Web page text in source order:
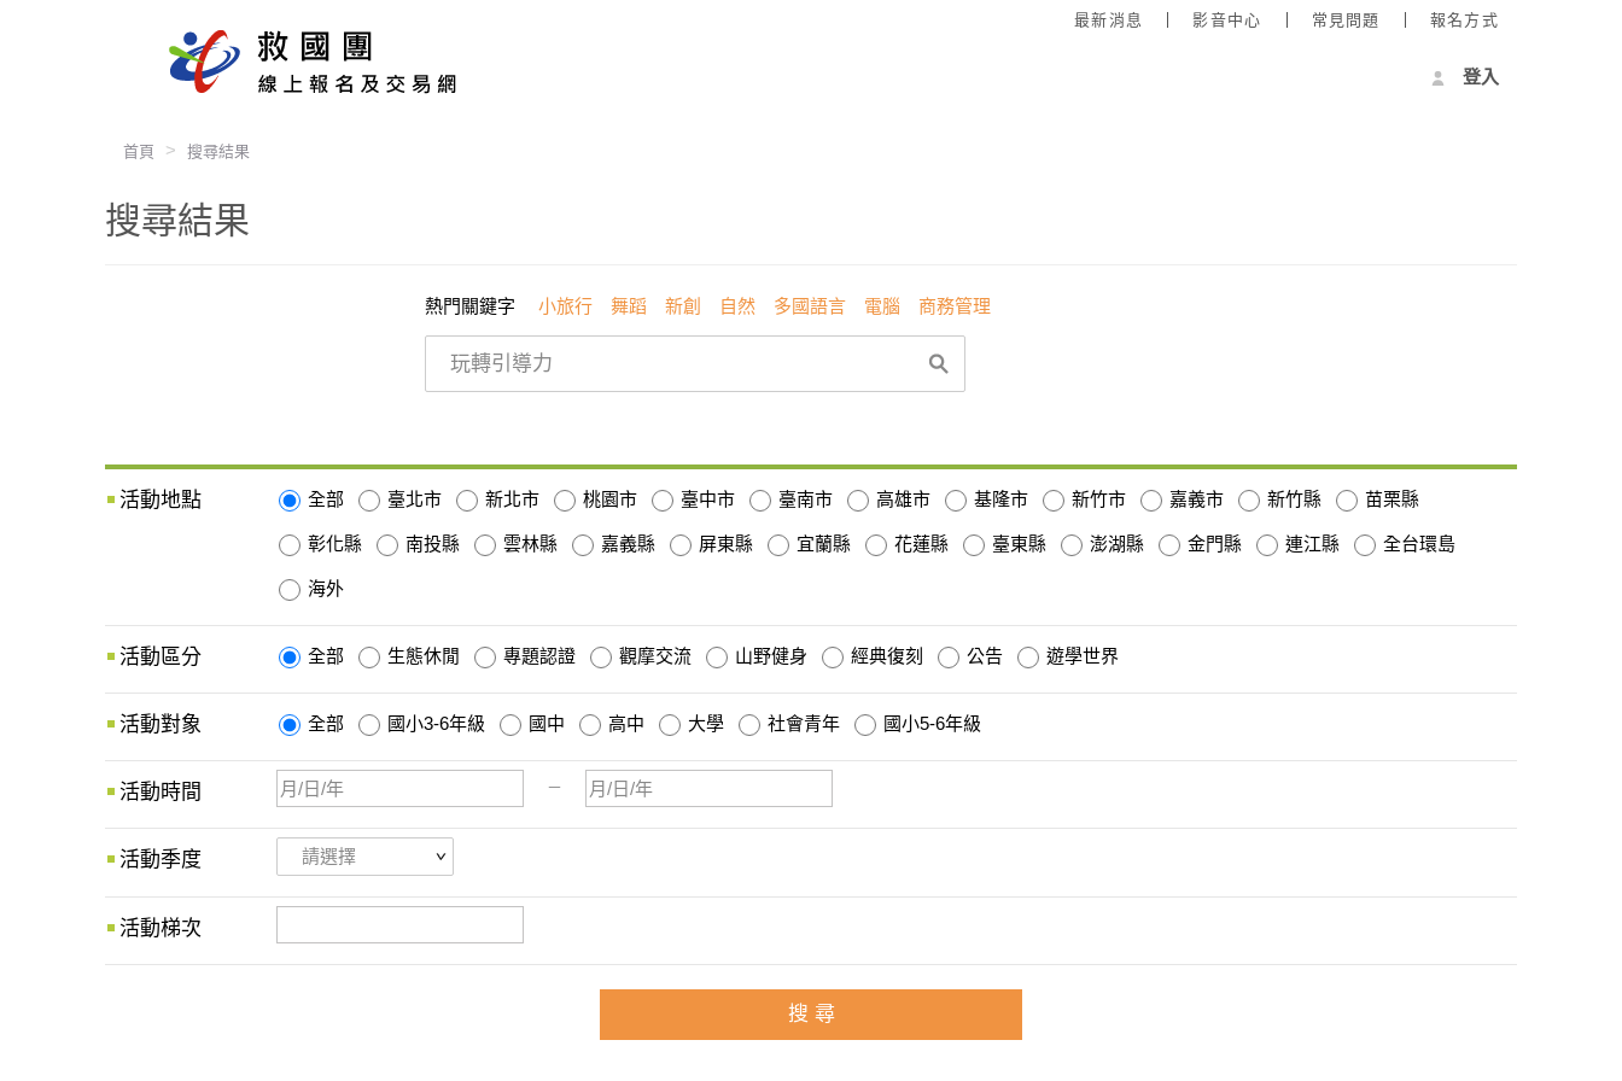
最新消息 影音中心 常見問題 報名方式
登入
首頁 搜尋結果
搜尋結果
熱門關鍵字 小旅行 舞蹈 新創 自然 多國語言 電腦 商務管理
活動地點 全部 臺北市 新北市 桃園市 臺中市 臺南市 高雄市 基隆市 新竹市 嘉義市 新竹縣 苗栗縣
彰化縣 南投縣 雲林縣 嘉義縣 屏東縣 宜蘭縣 花蓮縣 臺東縣 澎湖縣 金門縣 連江縣 全台環島
海外
活動區分 全部 生態休閒 專題認證 觀摩交流 山野健身 經典復刻 公告 遊學世界
活動對象 全部 國小3-6年級 國中 高中 大學 社會青年 國小5-6年級
活動時間 －
活動季度
活動梯次
搜 尋